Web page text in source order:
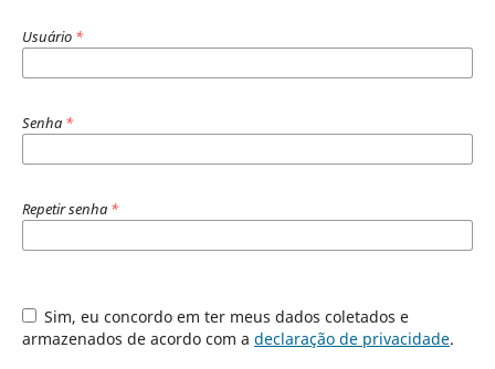
Usuário *
Senha *
Repetir senha *
Sim, eu concordo em ter meus dados coletados e
armazenados de acordo com a declaração de privacidade.